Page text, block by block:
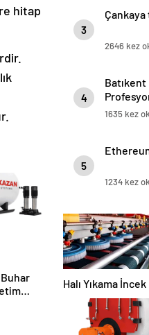
hitap
3
2646 kez
4
Batıkent
Hizmetle
1635 kez
5
1234 kez
Halı Yıkama İncek